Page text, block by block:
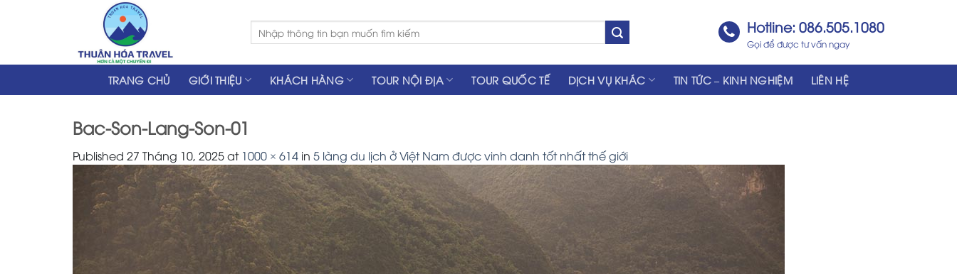
kiếm:
Hotline: 086.505.1080
Gọi để được tư vấn ngay
TRANG CHỦ GIỚI THIỆU KHÁCH HÀNG TOUR NỘI ĐỊA TOUR QUỐC TẾ DỊCH VỤ KHÁC TIN TỨC – KINH NGHIỆM LIÊN HỆ
Bac-Son-Lang-Son-01
Published 27 Tháng 10, 2025at 1000 × 614 in 5 làng du lịch ở Việt Nam được vinh danh tốt nhất thế giới